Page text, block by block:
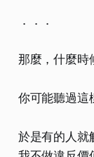
．．．
那麼，什麼時
你可能聽過這
於是有的人就